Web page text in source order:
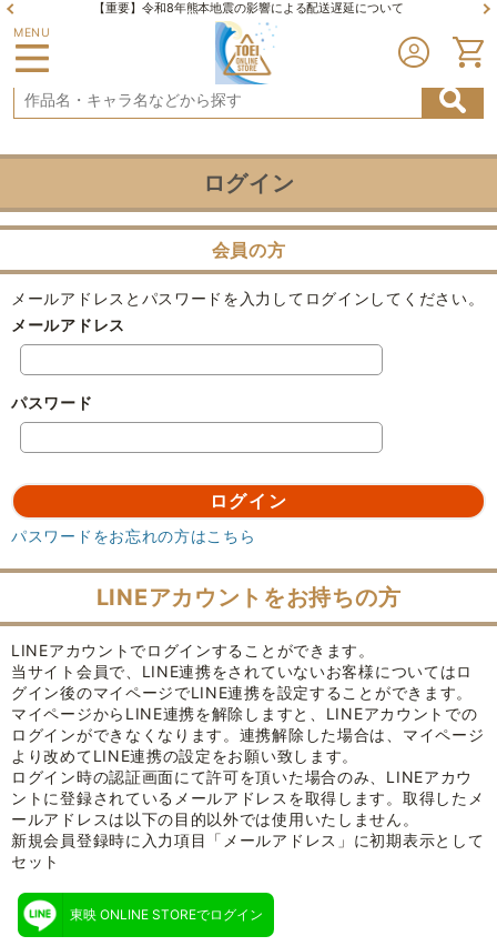
【重要】令和8年熊本地震の影響による配送遅延について
MENU
ログイン
会員の方
メールアドレスとパスワードを入力してログインしてください。
メールアドレス
パスワード
パスワードをお忘れの方はこちら
LINEアカウントをお持ちの方
LINEアカウントでログインすることができます。
当サイト会員で、LINE連携をされていないお客様についてはロ
グイン後のマイページでLINE連携を設定することができます。
マイページからLINE連携を解除しますと、LINEアカウントでの
ログインができなくなります。連携解除した場合は、マイページ
より改めてLINE連携の設定をお願い致します。
ログイン時の認証画面にて許可を頂いた場合のみ、LINEアカウ
ントに登録されているメールアドレスを取得します。取得したメ
ールアドレスは以下の目的以外では使用いたしません。
新規会員登録時に入力項目「メールアドレス」に初期表示として
セット
東映 ONLINE STOREでログイン